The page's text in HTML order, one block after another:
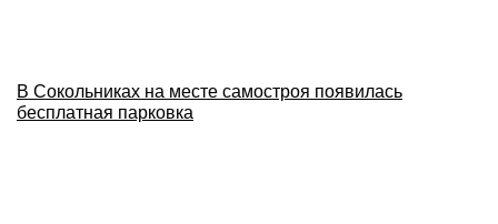
В Сокольниках на месте самостроя появилась
бесплатная парковка